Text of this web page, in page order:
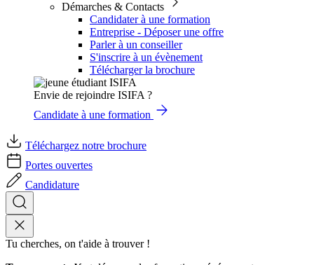
Démarches & Contacts
Candidater à une formation
Entreprise - Déposer une offre
Parler à un conseiller
S'inscrire à un évènement
Télécharger la brochure
Envie de rejoindre ISIFA ?
Candidate à une formation
Téléchargez notre brochure
Portes ouvertes
Candidature
Tu cherches, on t'aide à trouver !